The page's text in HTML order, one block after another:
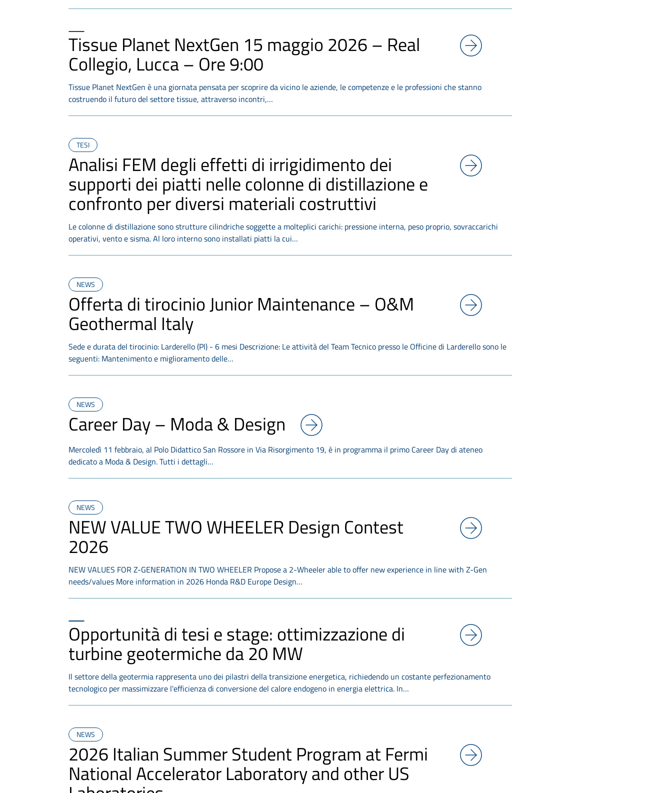
Tissue Planet NextGen 15 maggio 2026 – Real
Collegio, Lucca – Ore 9:00
Tissue Planet NextGen è una giornata pensata per scoprire da vicino le aziende, le competenze e le professioni che stanno
costruendo il futuro del settore tissue, attraverso incontri,…
TESI
Analisi FEM degli effetti di irrigidimento dei
supporti dei piatti nelle colonne di distillazione e
confronto per diversi materiali costruttivi
Le colonne di distillazione sono strutture cilindriche soggette a molteplici carichi: pressione interna, peso proprio, sovraccarichi
operativi, vento e sisma. Al loro interno sono installati piatti la cui…
NEWS
Offerta di tirocinio Junior Maintenance – O&M
Geothermal Italy
Sede e durata del tirocinio: Larderello (PI) - 6 mesi Descrizione: Le attività del Team Tecnico presso le Officine di Larderello sono le
seguenti: Mantenimento e miglioramento delle…
NEWS
Career Day – Moda & Design
Mercoledì 11 febbraio, al Polo Didattico San Rossore in Via Risorgimento 19, è in programma il primo Career Day di ateneo
dedicato a Moda & Design. Tutti i dettagli…
NEWS
NEW VALUE TWO WHEELER Design Contest
2026
NEW VALUES FOR Z-GENERATION IN TWO WHEELER Propose a 2-Wheeler able to offer new experience in line with Z-Gen
needs/values More information in 2026 Honda R&D Europe Design…
Opportunità di tesi e stage: ottimizzazione di
turbine geotermiche da 20 MW
Il settore della geotermia rappresenta uno dei pilastri della transizione energetica, richiedendo un costante perfezionamento
tecnologico per massimizzare l'efficienza di conversione del calore endogeno in energia elettrica. In…
NEWS
2026 Italian Summer Student Program at Fermi
National Accelerator Laboratory and other US